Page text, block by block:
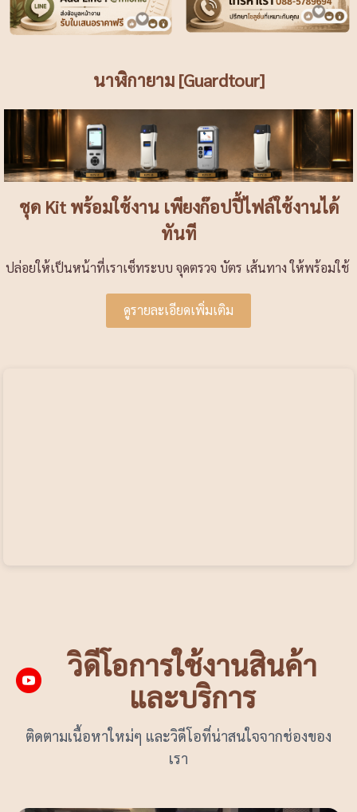
นาฬิกายาม [Guardtour]
ชุด Kit พร้อมใช้งาน เพียงก๊อปปี้ไฟล์ใช้งานได้
ทันที
ปล่อยให้เป็นหน้าที่เราเซ็ทระบบ จุดตรวจ บัตร เส้นทาง ให้พร้อมใช้
ดูรายละเอียดเพิ่มเติม
วิดีโอการใช้งานสินค้า
และบริการ
ติดตามเนื้อหาใหม่ๆ และวิดีโอที่น่าสนใจจากช่องของ
เรา